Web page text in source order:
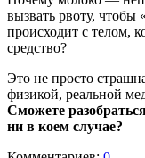
вызвать рвоту,
происходит с телом,
средство?
Это не просто
физикой, реальной
Сможете
ни в коем случае?